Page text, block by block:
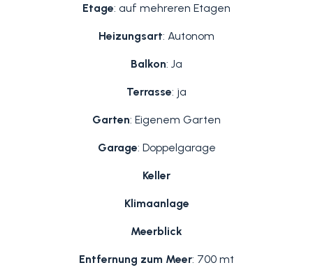
Etage: auf mehreren Etagen
Heizungsart: Autonom
Balkon: Ja
Terrasse: ja
Garten: Eigenem Garten
Garage: Doppelgarage
Keller
Klimaanlage
Meerblick
Entfernung zum Meer: 700 mt